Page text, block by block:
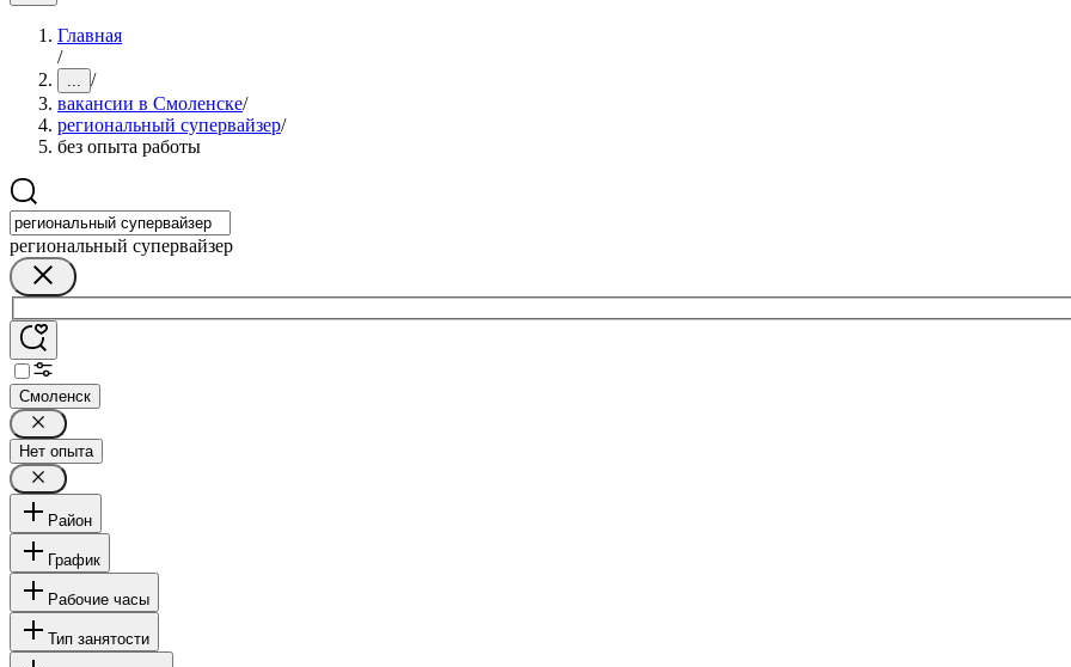
Главная
/
... /
вакансии в Смоленске/
региональный супервайзер/
без опыта работы
региональный супервайзер
Смоленск
Нет опыта
Район
График
Рабочие часы
Тип занятости